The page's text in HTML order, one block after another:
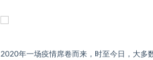
2020年一场疫情席卷而来，时至今日，大多